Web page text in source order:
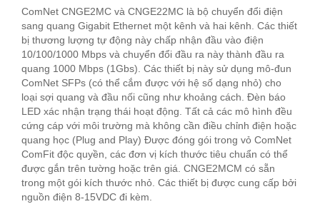
ComNet CNGE2MC và CNGE22MC là bộ chuyển đổi điện
sang quang Gigabit Ethernet một kênh và hai kênh. Các thiết
bị thương lượng tự động này chấp nhận đầu vào điện
10/100/1000 Mbps và chuyển đổi đầu ra này thành đầu ra
quang 1000 Mbps (1Gbs). Các thiết bị này sử dụng mô-đun
ComNet SFPs (có thể cắm được với hệ số dạng nhỏ) cho
loại sợi quang và đầu nối cũng như khoảng cách. Đèn báo
LED xác nhận trạng thái hoạt động. Tất cả các mô hình đều
cứng cáp với môi trường mà không cần điều chỉnh điện hoặc
quang học (Plug and Play) Được đóng gói trong vỏ ComNet
ComFit độc quyền, các đơn vị kích thước tiêu chuẩn có thể
được gắn trên tường hoặc trên giá. CNGE2MCM có sẵn
trong một gói kích thước nhỏ. Các thiết bị được cung cấp bởi
nguồn điện 8-15VDC đi kèm.